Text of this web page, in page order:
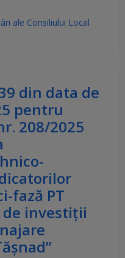
ale Consiliului Local
din data de
pentru
208/2025
fază PT
investiții